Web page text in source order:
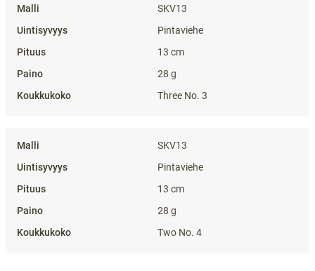
SKV13
Pintaviehe
13 cm
28 g
Three No. 3
SKV13
Pintaviehe
13 cm
28 g
Two No. 4